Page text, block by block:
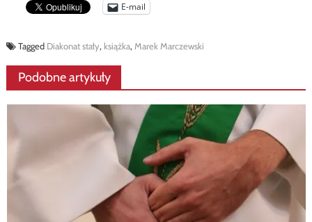
E-mail
Tagged Diakonat stały, książka, Marek Marczewski
Podobne artykuły